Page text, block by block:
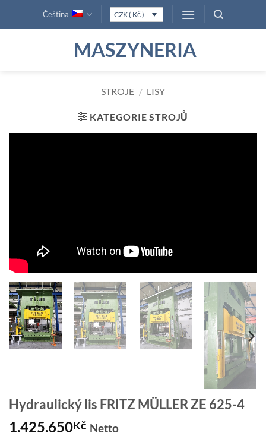
Čeština CZK ( Kč )
MASZYNERIA
STROJE / LISY
KATEGORIE STROJŮ
Hydraulický lis FRITZ MÜLLER ZE 625-4
1.425.650Kč Netto